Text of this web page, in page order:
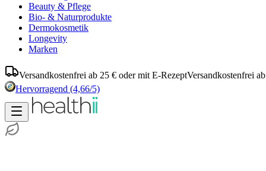
Beauty & Pflege
Bio- & Naturprodukte
Dermokosmetik
Longevity
Marken
Versandkostenfrei ab 25 € oder mit E-RezeptVersandkostenfrei
Hervorragend (4,66/5)